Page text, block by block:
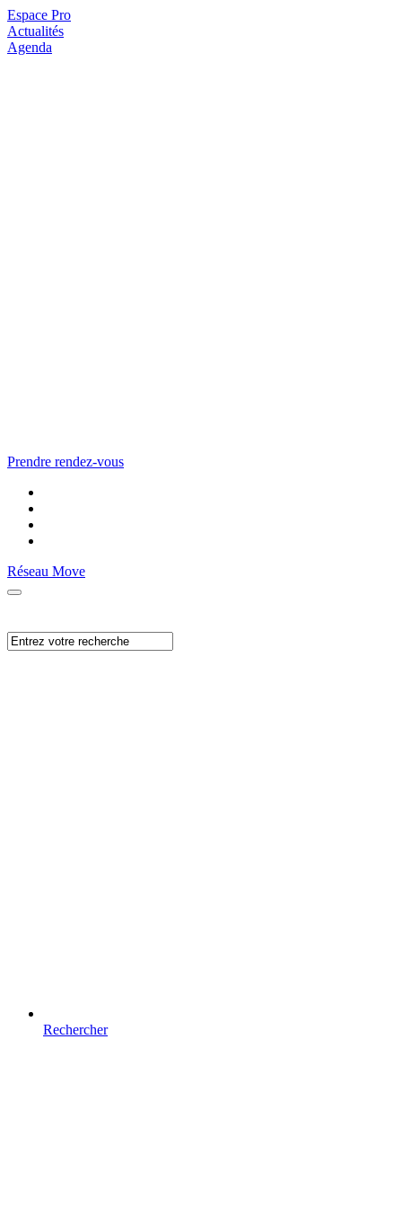
Espace Pro
Actualités
Agenda
Prendre rendez-vous
Réseau Move
Rechercher